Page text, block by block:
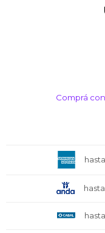
Comprá con